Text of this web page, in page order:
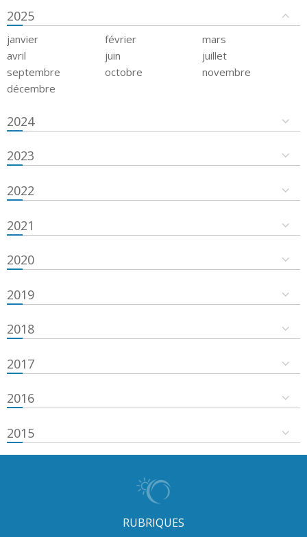
2025
janvier février
mars
avril
juin
juillet
septembre
octobre
novembre
décembre
2024
2023
2022
2021
2020
2019
2018
2017
2016
2015
RUBRIQUES